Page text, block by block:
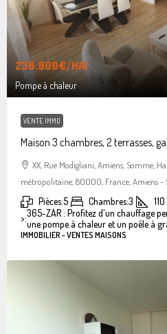
236.900€/HAI
Pompe à chaleur
VENTE IMMO
Maison 3 chambres, 2 terrasses,
XX, Rue Modigliani, Amiens, Somme,
métropolitaine, 80000, France, Amiens -
Pièces:5 Chambres:3 110
>:365-ZAR : Profitez d'un chauffage
une pompe à chaleur et un poêle à
IMMOBILIER - VENTES MAISONS